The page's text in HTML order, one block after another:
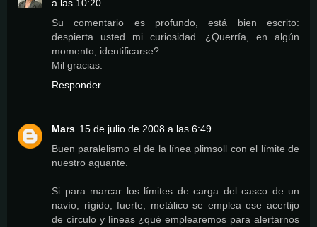
a las 10:20
Su comentario es profundo, está bien escrito:
despierta usted mi curiosidad. ¿Querría, en algún
momento, identificarse?
Mil gracias.
Responder
Mars 15 de julio de 2008 a las 6:49
Buen paralelismo el de la línea plimsoll con el límite de
nuestro aguante.
Si para marcar los límites de carga del casco de un
navío, rígido, fuerte, metálico se emplea ese acertijo
de círculo y líneas ¿qué emplearemos para alertarnos